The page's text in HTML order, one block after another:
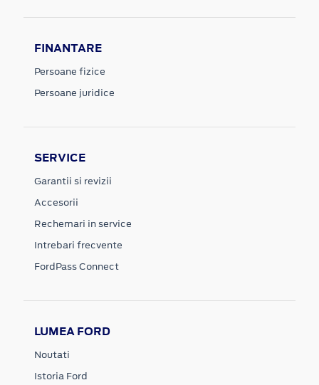
FINANTARE
Persoane fizice
Persoane juridice
SERVICE
Garantii si revizii
Accesorii
Rechemari in service
Intrebari frecvente
FordPass Connect
LUMEA FORD
Noutati
Istoria Ford